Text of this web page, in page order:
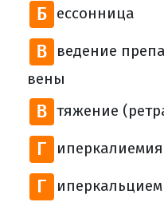
Б ессонница
В
ведение
вены
В тяжение
Г иперкалиемия
Г